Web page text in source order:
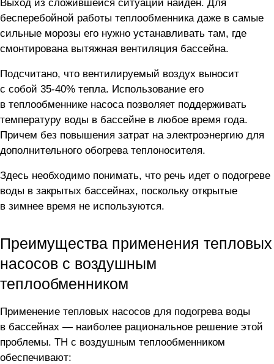
Выход из сложившейся ситуации найден. Для
бесперебойной работы теплообменника даже в самые
сильные морозы его нужно устанавливать там, где
смонтирована вытяжная вентиляция бассейна.
Подсчитано, что вентилируемый воздух выносит
с собой 35-40% тепла. Использование его
в теплообменнике насоса позволяет поддерживать
температуру воды в бассейне в любое время года.
Причем без повышения затрат на электроэнергию для
дополнительного обогрева теплоносителя.
Здесь необходимо понимать, что речь идет о подогреве
воды в закрытых бассейнах, поскольку открытые
в зимнее время не используются.
Преимущества применения тепловых
насосов с воздушным
теплообменником
Применение тепловых насосов для подогрева воды
в бассейнах — наиболее рациональное решение этой
проблемы. ТН с воздушным теплообменником
обеспечивают: